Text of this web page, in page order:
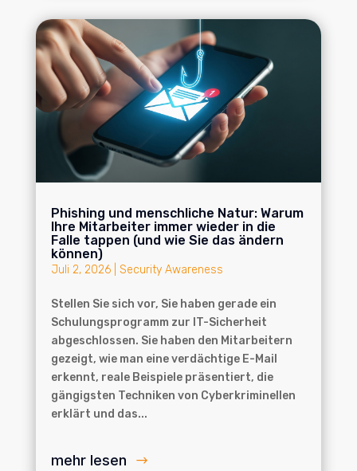
Phishing und menschliche Natur: Warum
Ihre Mitarbeiter immer wieder in die
Falle tappen (und wie Sie das ändern
können)
Juli 2, 2026| Security Awareness
Stellen Sie sich vor, Sie haben gerade ein
Schulungsprogramm zur IT-Sicherheit
abgeschlossen. Sie haben den Mitarbeitern
gezeigt, wie man eine verdächtige E-Mail
erkennt, reale Beispiele präsentiert, die
gängigsten Techniken von Cyberkriminellen
erklärt und das...
mehr lesen